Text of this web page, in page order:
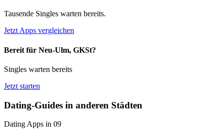
Tausende Singles warten bereits.
Jetzt Apps vergleichen
Bereit für Neu-Ulm, GKSt?
Singles warten bereits
Jetzt starten
Dating-Guides in anderen Städten
Dating Apps in 09